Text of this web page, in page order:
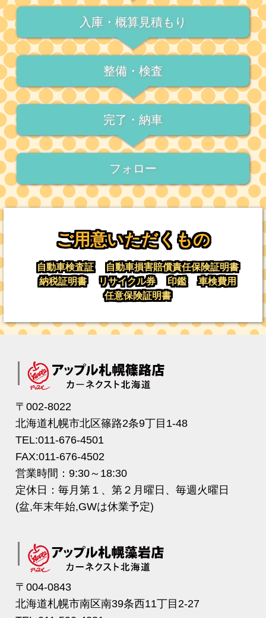
入庫・概算見積もり
整備・検査
完了・納車
フォロー
ご用意いただくもの
自動車検査証
自動車損害賠償責任保険証明書
納税証明書
リサイクル券 印鑑
車検費用
任意保険証明書
〒002-8022
北海道札幌市北区篠路2条9丁目1-48
TEL:011-676-4501
FAX:011-676-4502
営業時間：9:30～18:30
定休日：毎月第１、第２月曜日、毎週火曜日
(盆,年末年始,GWは休業予定)
〒004-0843
北海道札幌市南区南39条西11丁目2-27